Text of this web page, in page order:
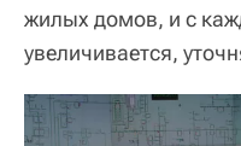
жилых домов, и с
увеличивается,